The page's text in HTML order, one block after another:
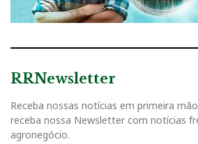
RRNewsletter
Receba nossas notícias em primeira
receba nossa Newsletter com notícias
agronegócio.